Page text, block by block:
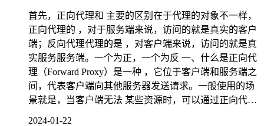
首先，正向代理和 主要的区别在于代理的对象不一样，
正向代理的 ，对于服务端来说，访问的就是真实的客户
端；反向代理代理的是 ，对客户端来说，访问的就是真
实服务服务端。一个为正，一个为反 一、什么是正向代
理（Forward Proxy）是一种 ，它位于客户端和服务端之
间，代表客户端向其他服务器发送请求。一般使用的场
景就是，当客户端无法 某些资源时，可以通过正向代…
2024-01-22